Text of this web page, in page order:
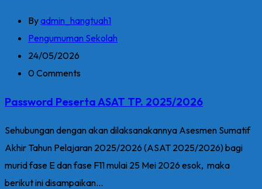
Byadmin_hangtuah1
Pengumuman Sekolah
24/05/2026
0 Comments
Password Peserta ASAT TP. 2025/2026
Sehubungan dengan akan dilaksanakannya Asesmen Sumatif
Akhir Tahun Pelajaran 2025/2026 (ASAT 2025/2026) bagi
murid fase E dan fase F11 mulai 25 Mei 2026 esok, maka
berikut ini disampaikan...